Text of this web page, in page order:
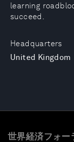
Headquarters
United Kingdom
learning
succeed.
世界経済フォー